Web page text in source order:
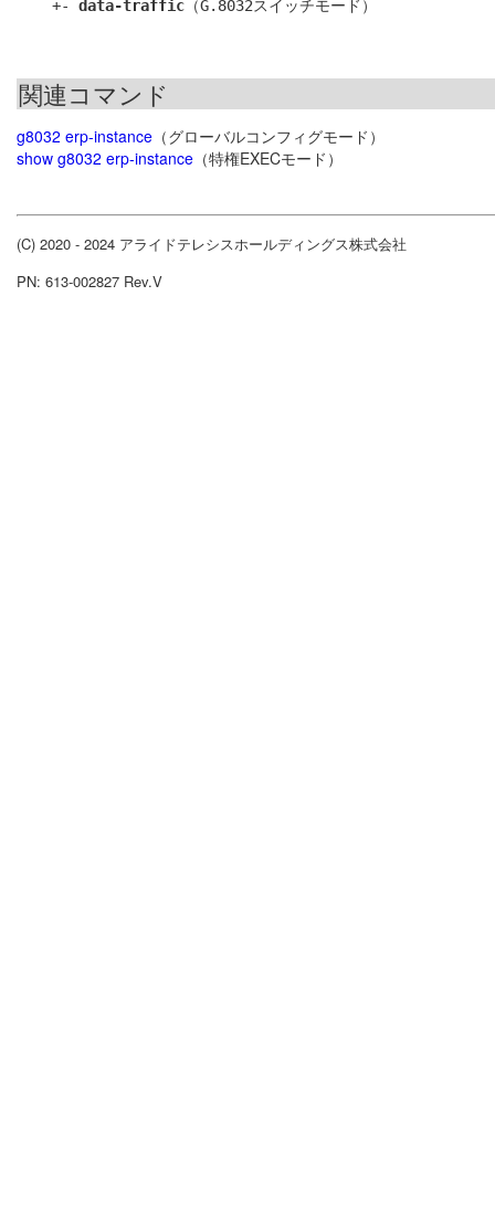
    +-
data-traffic
関連コマンド
g8032 erp-instance （グローバルコンフィグモード）
show g8032 erp-instance （特権EXECモード）
(C) 2020 - 2024 アライドテレシスホールディングス株式会社
PN: 613-002827 Rev.V